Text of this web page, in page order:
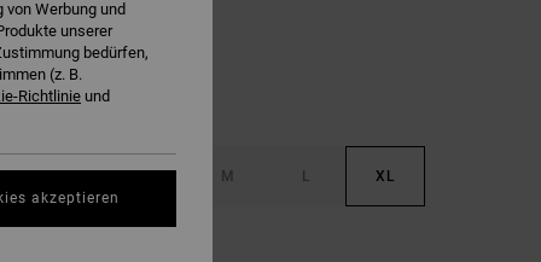
XS S M L XL
Werbung und
unserer
bedürfen,
(z. B.
Richtlinie und
akzeptieren